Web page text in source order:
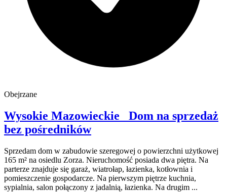
Obejrzane
Wysokie Mazowieckie
Dom na sprzedaż
bez pośredników
Sprzedam dom w zabudowie szeregowej o powierzchni użytkowej
165 m² na osiedlu Zorza. Nieruchomość posiada dwa piętra. Na
parterze znajduje się garaż, wiatrołap, łazienka, kotłownia i
pomieszczenie gospodarcze. Na pierwszym piętrze kuchnia,
sypialnia, salon połączony z jadalnią, łazienka. Na drugim ...